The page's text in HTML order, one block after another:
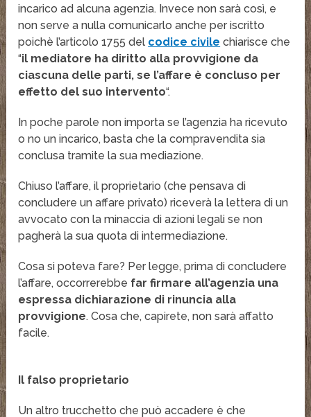
incarico ad alcuna agenzia. Invece non sarà così, e
non serve a nulla comunicarlo anche per iscritto
poichè l’articolo 1755 del codice civile chiarisce che
“il mediatore ha diritto alla provvigione da
ciascuna delle parti, se l’affare è concluso per
effetto del suo intervento“.
In poche parole non importa se l’agenzia ha ricevuto
o no un incarico, basta che la compravendita sia
conclusa tramite la sua mediazione.
Chiuso l’affare, il proprietario (che pensava di
concludere un affare privato) riceverà la lettera di un
avvocato con la minaccia di azioni legali se non
pagherà la sua quota di intermediazione.
Cosa si poteva fare? Per legge, prima di concludere
l’affare, occorrerebbe far firmare all’agenzia una
espressa dichiarazione di rinuncia alla
provvigione. Cosa che, capirete, non sarà affatto
facile.
Il falso proprietario
Un altro trucchetto che può accadere è che